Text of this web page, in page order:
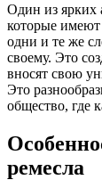
Один из ярких
которые имеют
одни и те же
своему. Это
вносят свою
Это
общество, где
ремесла